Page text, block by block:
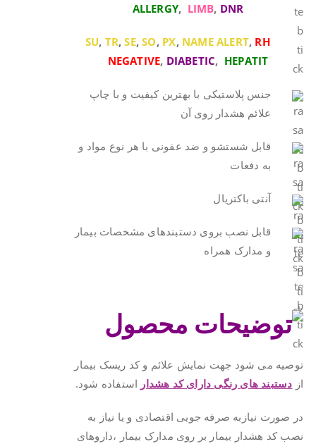
ALLERGY, LIMB, DNR
SU, TR,SE,SO, PX, NAME ALERT, RH
NEGATIVE, DIABETIC, HEPATIT
جنس پلاستیکی با بهترین کیفیت و با چاپ
علائم هشدار روی آن
قابل شستشو و ضد عفونی با هر نوع مواد و
به دفعات
آنتی باکتریال
قابل نصب بروی دستبندهای مشخصات بیمار
و مدارک همراه
.
توصیه می شود جهت نمایش علائم و کد ریسک بیمار
از دستبند های رنگی دارای کد هشدار استفاده شود.
در صورت نیازبه صرفه جویی اقتصادی و یا نیاز به
نصب کد هشدار بیمار بر روی مدارک بیمار ،داروهای